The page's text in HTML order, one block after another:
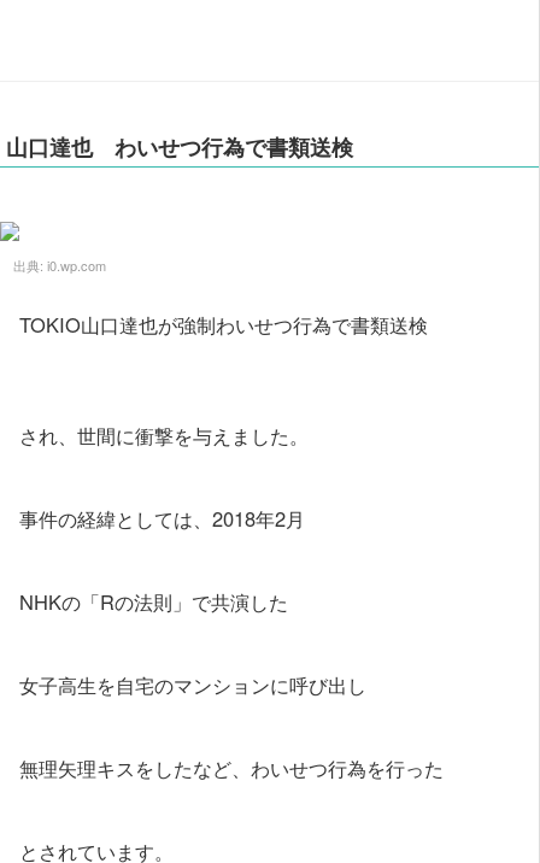
山口達也 わいせつ行為で書類送検
出典: i0.wp.com
TOKIO山口達也が強制わいせつ行為で書類送検
され、世間に衝撃を与えました。
事件の経緯としては、2018年2月
NHKの「Rの法則」で共演した
女子高生を自宅のマンションに呼び出し
無理矢理キスをしたなど、わいせつ行為を行った
とされています。